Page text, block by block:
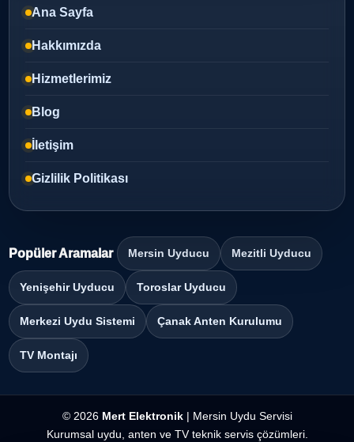
Ana Sayfa
Hakkımızda
Hizmetlerimiz
Blog
İletişim
Gizlilik Politikası
Popüler Aramalar Mersin Uyducu Mezitli Uyducu
Yenişehir Uyducu Toroslar Uyducu
Merkezi Uydu Sistemi Çanak Anten Kurulumu
TV Montajı
© 2026 Mert Elektronik| Mersin Uydu Servisi
Kurumsal uydu, anten ve TV teknik servis çözümleri.